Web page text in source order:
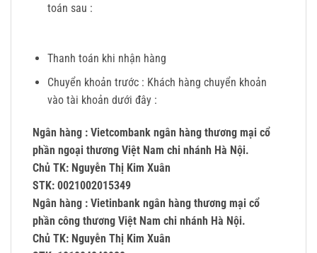
toán sau :
Thanh toán khi nhận hàng
Chuyển khoản trước : Khách hàng chuyển khoản
vào tài khoản dưới đây :
Ngân hàng : Vietcombank ngân hàng thương mại cổ
phần ngoại thương Việt Nam chi nhánh Hà Nội.
Chủ TK: Nguyễn Thị Kim Xuân
STK: 0021002015349
Ngân hàng : Vietinbank ngân hàng thương mại cổ
phần công thương Việt Nam chi nhánh Hà Nội.
Chủ TK: Nguyễn Thị Kim Xuân